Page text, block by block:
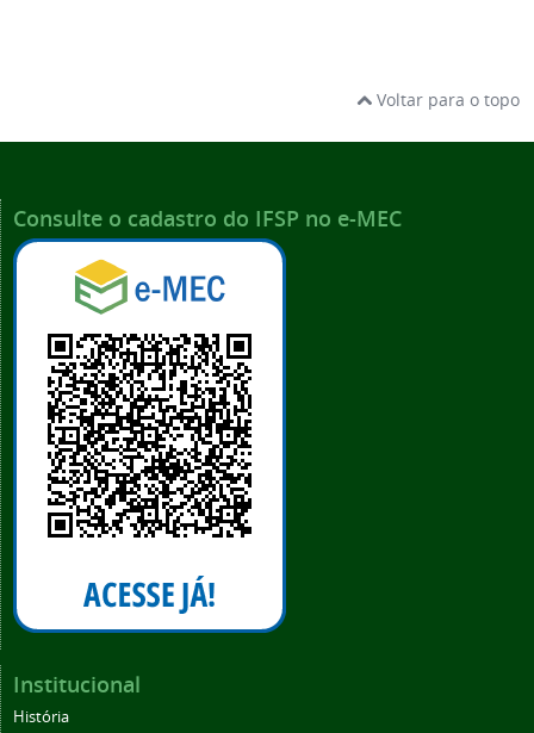
Voltar para o topo
Consulte o cadastro do IFSP no e-MEC
Institucional
História